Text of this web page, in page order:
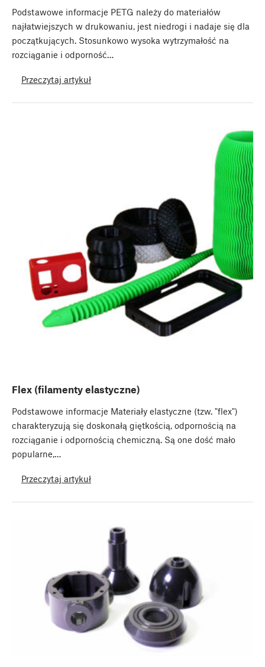
Podstawowe informacje PETG należy do materiałów
najłatwiejszych w drukowaniu, jest niedrogi i nadaje się dla
początkujących. Stosunkowo wysoka wytrzymałość na
rozciąganie i odporność…
Przeczytaj artykuł
Flex (filamenty elastyczne)
Podstawowe informacje Materiały elastyczne (tzw. "flex")
charakteryzują się doskonałą giętkością, odpornością na
rozciąganie i odpornością chemiczną. Są one dość mało
popularne,…
Przeczytaj artykuł